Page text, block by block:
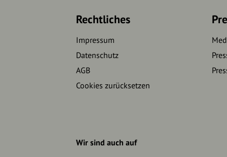
Rechtliches
Impressum
Datenschutz
AGB
Cookies zurücksetzen
Wir sind auch auf